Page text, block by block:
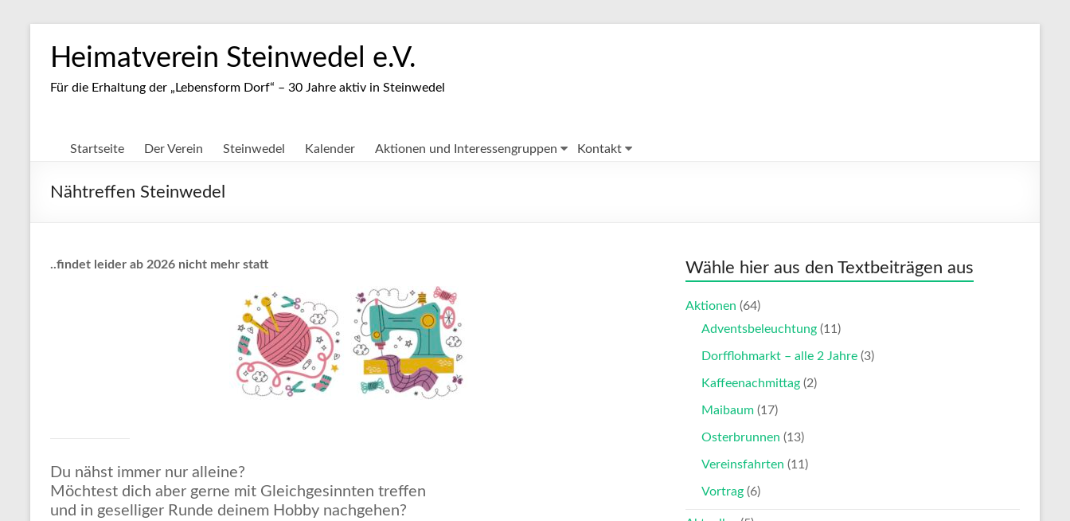
Inhalt
springenHeimatverein Steinwedel e.V.
Für die Erhaltung der „Lebensform Dorf“ – 30 Jahre aktiv in Steinwedel
Startseite Der Verein Steinwedel Kalender Aktionen und Interessengruppen Kontakt
Nähtreffen Steinwedel
..findet leider ab 2026 nicht mehr statt
Du nähst immer nur alleine?
Möchtest dich aber gerne mit Gleichgesinnten treffen
und in geselliger Runde deinem Hobby nachgehen?
Wähle hier aus den Textbeiträgen aus
Aktionen (64)
Adventsbeleuchtung (11)
Dorfflohmarkt – alle 2 Jahre (3)
Kaffeenachmittag (2)
Maibaum (17)
Osterbrunnen (13)
Vereinsfahrten (11)
Vortrag (6)